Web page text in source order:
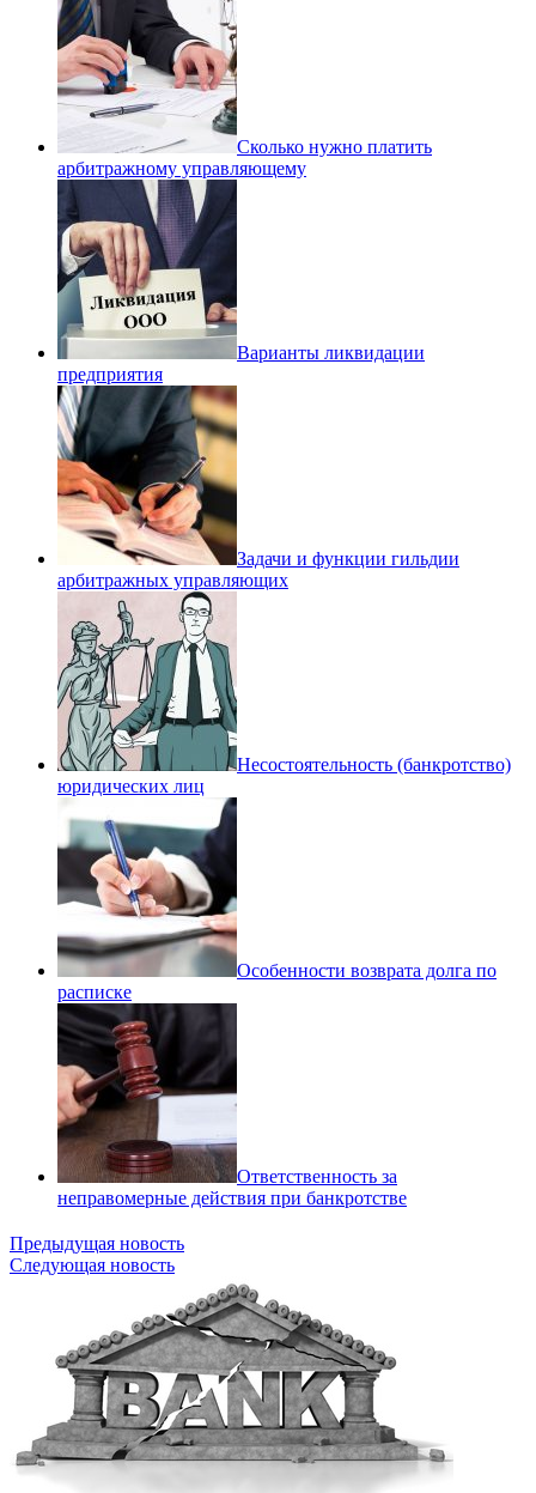
Сколько нужно платить
арбитражному управляющему
Варианты ликвидации
предприятия
Задачи и функции гильдии
арбитражных управляющих
Несостоятельность (банкротство)
юридических лиц
Особенности возврата долга по
расписке
Ответственность за
неправомерные действия при банкротстве
Предыдущая новость
Следующая новость